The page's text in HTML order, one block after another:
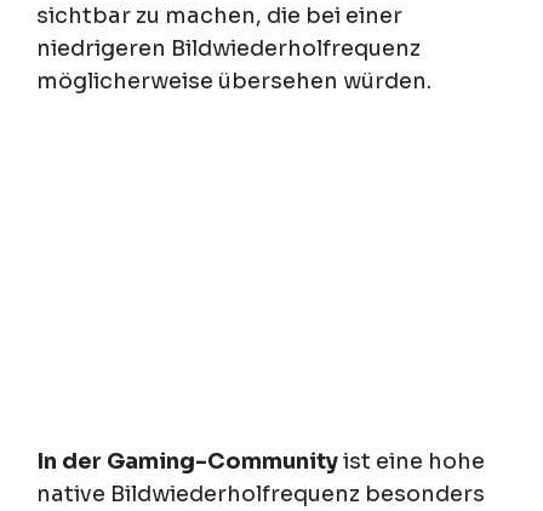
sichtbar zu machen, die bei einer
niedrigeren Bildwiederholfrequenz
möglicherweise übersehen würden.
In der Gaming-Communityist eine hohe
native Bildwiederholfrequenz besonders